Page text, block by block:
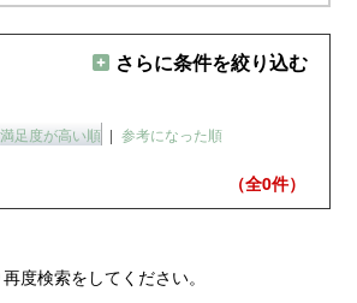
さらに条件を絞り込む
満足度が高い順 | 参考になった順
（全0件）
度検索をしてください。